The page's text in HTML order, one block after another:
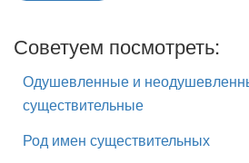
Советуем посмотреть:
Одушевленные и
существительные
Род имен существительных